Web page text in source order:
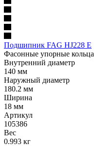
Подшипник FAG HJ228 E
Фасонные упорные кольца
Внутренний диаметр
140 мм
Наружный диаметр
180.2 мм
Ширина
18 мм
Артикул
105386
Вес
0.993 кг